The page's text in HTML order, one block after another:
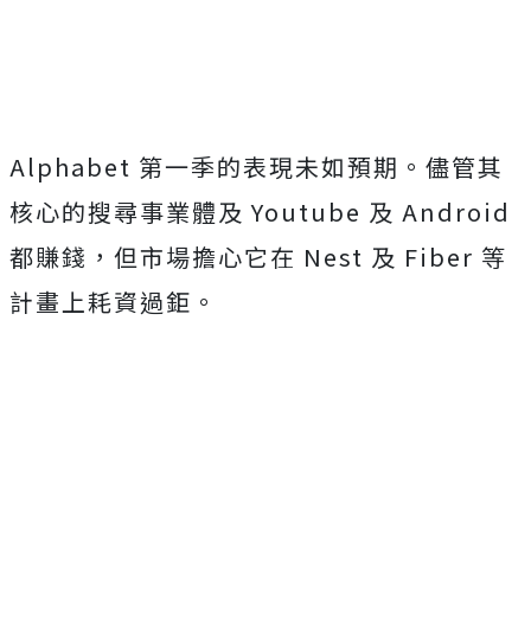
Alphabet 第一季的表現未如預期。儘管其
核心的搜尋事業體及 Youtube 及 Android
都賺錢，但市場擔心它在 Nest 及 Fiber 等
計畫上耗資過鉅。